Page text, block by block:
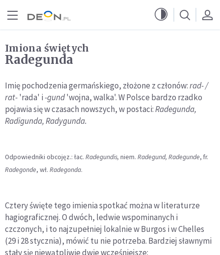
Imiona świętych
Radegunda
Imię pochodzenia germańskiego, złożone z członów:rad- /
rat-'rada' i-gund'wojna, walka'. W Polsce bardzo rzadko
pojawia się w czasach nowszych, w postaci:Radegunda,
Radigunda, Radygunda.
Odpowiedniki obcojęz.: łac. Radegundis, niem. Radegund, Radegunde, fr.
Radegonde, wł. Radegonda.
Cztery święte tego imienia spotkać można w literaturze
hagiograficznej. O dwóch, ledwie wspominanych i
czczonych, i to najzupełniej lokalnie w Burgos i w Chelles
(29 i 28 stycznia), mówić tu nie potrzeba. Bardziej sławnymi
stały się niewątpliwie dwie wcześniejsze: